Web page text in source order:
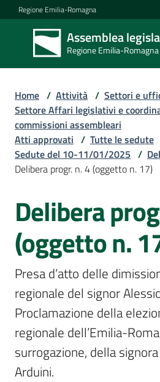
Vai al contenuto
Vai alla navigazione
Vai al footer
Regione Emilia-Romagna
Assemblea
Regione Emilia-Romagna
Assemblea
legislativa
Regione Emilia-
Assemblea
Argomenti
Per
i
media
Per
i
cittadini
Home / Attività / Settori e
Settore Affari legislativi e
commissioni assembleari
Atti approvati / Tutte le sedute
Sedute del 10-11/01/2025 /
Delibera progr. n. 4 (oggetto n. 17)
Delibera
(oggetto n.
Presa d’atto delle
regionale del signor
Proclamazione della
regionale dell’Emilia-
surrogazione, della
Arduini.